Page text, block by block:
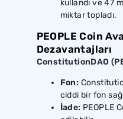
kullandı ve 47
miktar topladı.
PEOPLE Coin
Dezavantajları
ConstitutionDAO
Fon:
ciddi bir fon
İade: PEOPLE